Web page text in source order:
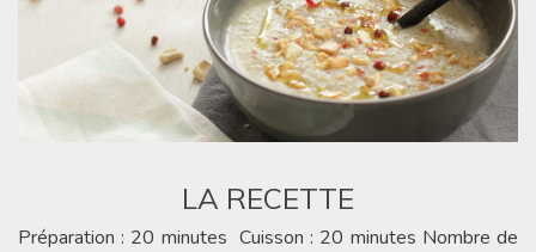
LA RECETTE
Préparation : 20 minutes Cuisson : 20 minutes Nombre de